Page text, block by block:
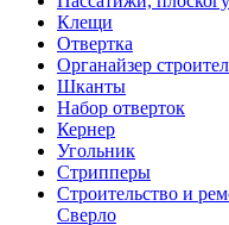
Клещи
Отвертка
Органайзер
Шканты
Набор отверток
Кернер
Угольник
Стрипперы
Строительство и
Сверло